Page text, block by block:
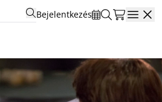
Bejelentkezés